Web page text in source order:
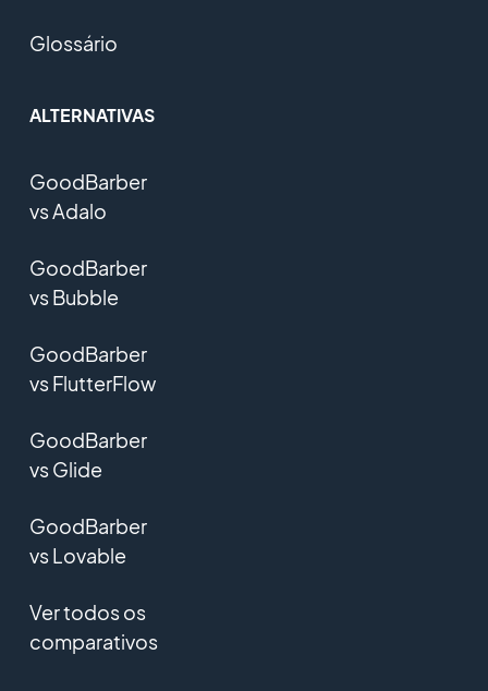
Glossário
ALTERNATIVAS
GoodBarber
vs Adalo
GoodBarber
vs Bubble
GoodBarber
vs FlutterFlow
GoodBarber
vs Glide
GoodBarber
vs Lovable
Ver todos os
comparativos